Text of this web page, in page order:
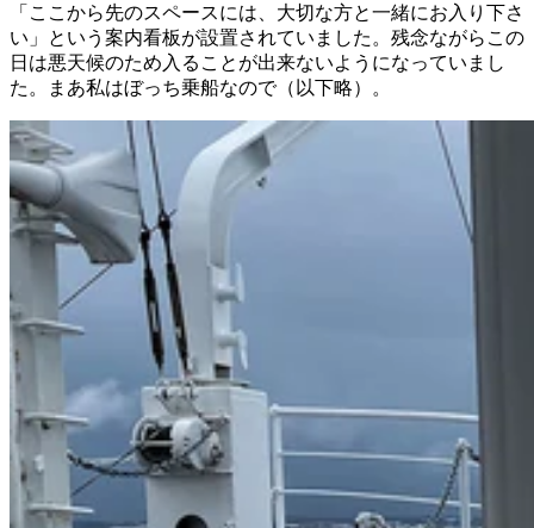
「ここから先のスペースには、大切な方と一緒にお入り下さ
い」という案内看板が設置されていました。残念ながらこの
日は悪天候のため入ることが出来ないようになっていまし
た。まあ私はぼっち乗船なので（以下略）。